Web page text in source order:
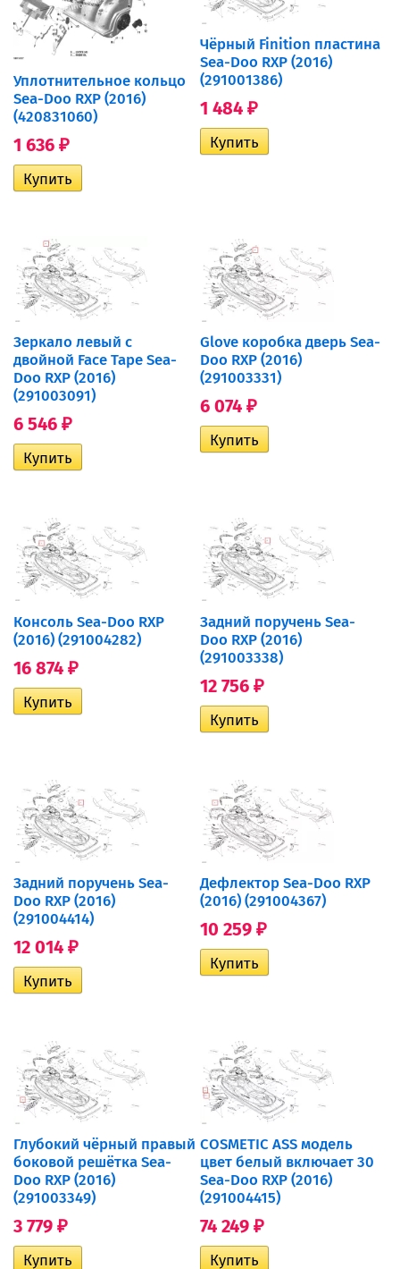
Уплотнительное кольцо
Sea-Doo RXP (2016)
(420831060)
1 636 ₽
Чёрный Finition пластина
Sea-Doo RXP (2016)
(291001386)
1 484 ₽
Зеркало левый с
двойной Face Tape Sea-
Doo RXP (2016)
(291003091)
6 546 ₽
Glove коробка дверь Sea-
Doo RXP (2016)
(291003331)
6 074 ₽
Консоль Sea-Doo RXP
(2016) (291004282)
16 874 ₽
Задний поручень Sea-
Doo RXP (2016)
(291003338)
12 756 ₽
Задний поручень Sea-
Doo RXP (2016)
(291004414)
12 014 ₽
Дефлектор Sea-Doo RXP
(2016) (291004367)
10 259 ₽
Глубокий чёрный правый
боковой решётка Sea-
Doo RXP (2016)
(291003349)
3 779 ₽
COSMETIC ASS модель
цвет белый включает 30
Sea-Doo RXP (2016)
(291004415)
74 249 ₽